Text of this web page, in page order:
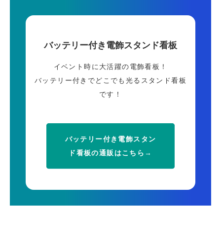
バッテリー付き電飾スタンド看板
イベント時に大活躍の電飾看板！
バッテリー付きでどこでも光るスタンド看板
です！
バッテリー付き電飾スタン
ド看板の通販はこちら→